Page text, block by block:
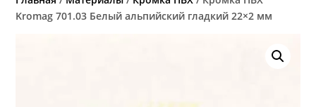
Kromag 701.03 Белый альпийский гладкий 22×2 мм